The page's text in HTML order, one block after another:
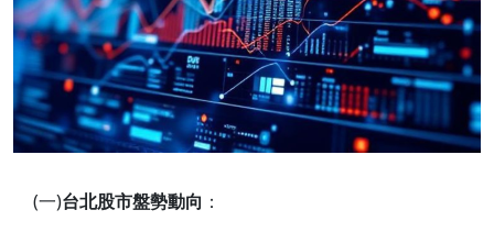
(一)台北股市盤勢動向 ：